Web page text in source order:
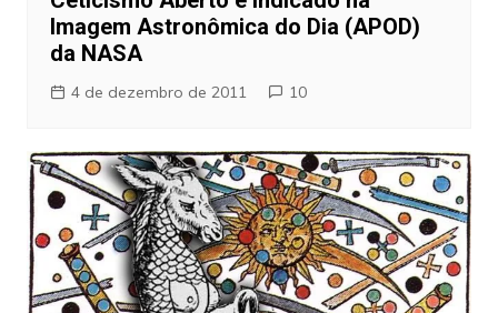
Imagem Astronômica do Dia (APOD)
da NASA
4 de dezembro de 2011 10